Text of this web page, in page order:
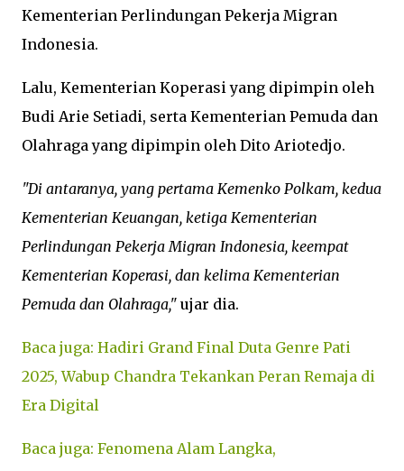
Kementerian Perlindungan Pekerja Migran
Indonesia.
Lalu, Kementerian Koperasi yang dipimpin oleh
Budi Arie Setiadi, serta Kementerian Pemuda dan
Olahraga yang dipimpin oleh Dito Ariotedjo.
"Di antaranya, yang pertama Kemenko Polkam, kedua
Kementerian Keuangan, ketiga Kementerian
Perlindungan Pekerja Migran Indonesia, keempat
Kementerian Koperasi, dan kelima Kementerian
Pemuda dan Olahraga," ujar dia.
Baca juga: Hadiri Grand Final Duta Genre Pati
2025, Wabup Chandra Tekankan Peran Remaja di
Era Digital
Baca juga: Fenomena Alam Langka,